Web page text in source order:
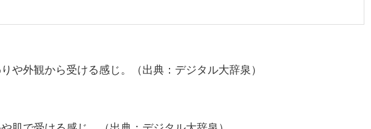
や外観から受ける感じ。（出典：デジタル大辞泉）